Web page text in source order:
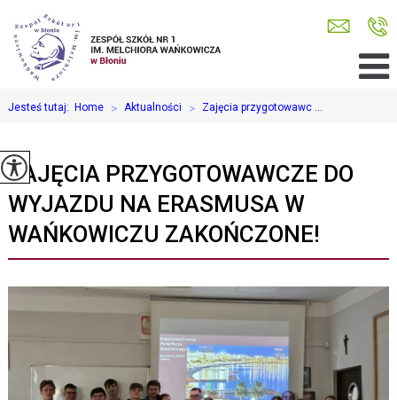
Jesteś tutaj: Home > Aktualności > Zajęcia przygotowawc ...
ZAJĘCIA PRZYGOTOWAWCZE DO
WYJAZDU NA ERASMUSA W
WAŃKOWICZU ZAKOŃCZONE!